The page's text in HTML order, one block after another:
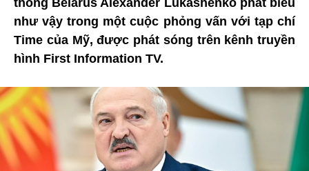
thống Belarus Alexander Lukashenko phát biểu
như vậy trong một cuộc phỏng vấn với tạp chí
Time của Mỹ, được phát sóng trên kênh truyền
hình First Information TV.